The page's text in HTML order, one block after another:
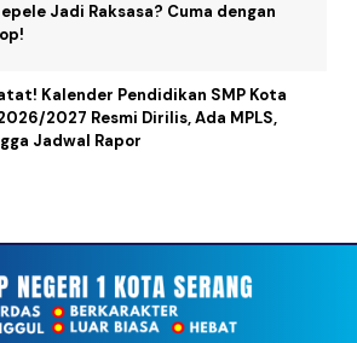
Jadi Raksasa? Cuma dengan
Kalender Pendidikan SMP Kota
2027 Resmi Dirilis, Ada MPLS,
Jadwal Rapor